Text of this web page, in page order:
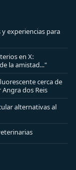
experiencias para
en X:
la amistad..."
cerca de
dos Reis
alternativas al